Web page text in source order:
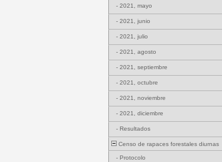
- 2021, mayo
- 2021, junio
- 2021, julio
- 2021, agosto
- 2021, septiembre
- 2021, octubre
- 2021, noviembre
- 2021, diciembre
- Resultados
Censo de rapaces forestales diurnas
- Protocolo